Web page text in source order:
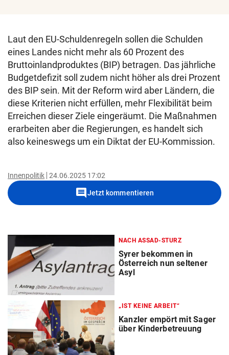
Laut den EU-Schuldenregeln sollen die Schulden
eines Landes nicht mehr als 60 Prozent des
Bruttoinlandproduktes (BIP) betragen. Das jährliche
Budgetdefizit soll zudem nicht höher als drei Prozent
des BIP sein. Mit der Reform wird aber Ländern, die
diese Kriterien nicht erfüllen, mehr Flexibilität beim
Erreichen dieser Ziele eingeräumt. Die Maßnahmen
erarbeiten aber die Regierungen, es handelt sich
also keineswegs um ein Diktat der EU-Kommission.
Innenpolitik 24.06.2025 17:02
commentJetzt kommentieren
NACH ASSAD-STURZ
Syrer bekommen in
Österreich nun seltener
Asyl
„IST KEINE ARBEIT“
Kanzler empört mit Sager
über Kinderbetreuung